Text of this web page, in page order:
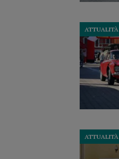
ATTUALITÀ
ATTUALITÀ